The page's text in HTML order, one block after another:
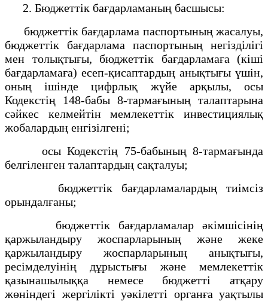
2. Бюджеттік бағдарламаның басшысы:
бюджеттік бағдарлама паспортының жасалуы,
бюджеттік бағдарлама паспортының негізділігі
мен толықтығы, бюджеттік бағдарламаға (кіші
бағдарламаға) есеп-қисаптардың анықтығы үшін,
оның ішіндецифрлық жүйе арқылы, осы
Кодекстің 148-бабы 8-тармағының талаптарына
сәйкес келмейтін мемлекеттік инвестициялық
жобалардың енгізілгені;
осы Кодекстің 75-бабының 8-тармағында
белгіленген талаптардың сақталуы;
бюджеттік бағдарламалардың тиімсіз
орындалғаны;
бюджеттік бағдарламалар әкімшісінің
қаржыландыру жоспарларының және жеке
қаржыландыру жоспарларының анықтығы,
ресімделуінің дұрыстығы және мемлекеттік
қазынашылыққа немесе бюджетті атқару
жөніндегі жергілікті уәкілетті органға уақтылы